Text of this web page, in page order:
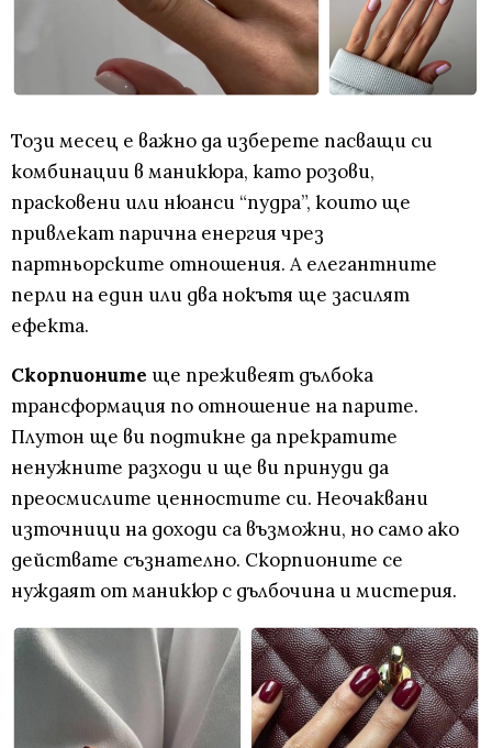
Този месец е важно да изберете пасващи си
комбинации в маникюра, като розови,
прасковени или нюанси “пудра”, които ще
привлекат парична енергия чрез
партньорските отношения. А елегантните
перли на един или два нокътя ще засилят
ефекта.
Скорпионите ще преживеят дълбока
трансформация по отношение на парите.
Плутон ще ви подтикне да прекратите
ненужните разходи и ще ви принуди да
преосмислите ценностите си. Неочаквани
източници на доходи са възможни, но само ако
действате съзнателно. Скорпионите се
нуждаят от маникюр с дълбочина и мистерия.